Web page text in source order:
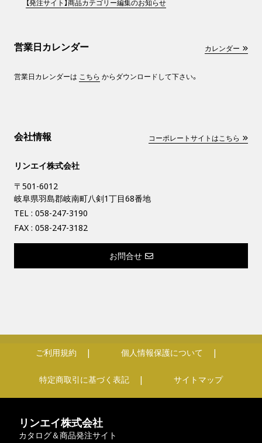
【発注サイト】商品カテゴリー編集のお知らせ
営業日カレンダー カレンダー
営業日カレンダーは こちら からダウンロードして下さい。
会社情報 コーポレートサイトはこちら
リンエイ株式会社
〒501-6012
岐阜県羽島郡岐南町八剣1丁目68番地
TEL : 058-247-3190
FAX : 058-247-3182
お問合せ
ご利用規約 個人情報保護について
特定商取引に基づく表記 サイトマップ
リンエイ株式会社
カタログ＆商品発注サイト